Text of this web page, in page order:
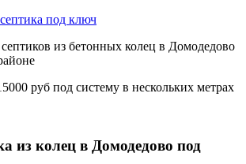
под ключ
руб под систему в нескольких метрах
из колец в Домодедово под